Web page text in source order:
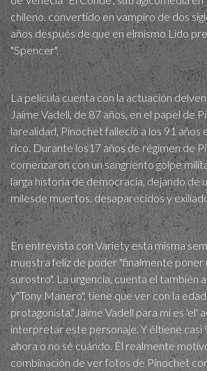
chileno, convertido en vampiro de dos
años después de que en elmismo Lido
"Spencer".
La película cuenta con la actuación
Jaime Vadell, de 87 años, en el papel de
larealidad, Pinochet falleció a los 91 años
rico. Durante los17 años de régimen de
comenzaron con un sangriento golpe
larga historia de democracia, dejando de
milesde muertos, desaparecidos y
En entrevista con Variety esta misma
muestra feliz de poder "finalmente poner
surostro". La urgencia, cuenta el también
y"Tony Manero", tiene que ver con la
protagonista."Jaime Vadell para mí es 'el'
interpretar este personaje. Y éltiene casi
ahora o no sé cuándo. Él realmente
combinación de ver fotos de Pinochet